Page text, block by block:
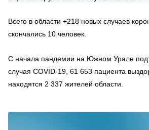
Всего в области +218 новых случаев
скончались 10 человек.
С начала пандемии на Южном Урале
случая COVID-19, 61 653 пациента
находятся 2 337 жителей области.